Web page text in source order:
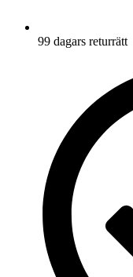
99 dagars returrätt